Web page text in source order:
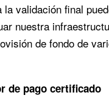
la validación final
nuestra
de fondo de
de pago certificado